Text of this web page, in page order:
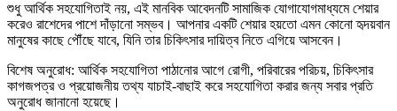
শুধু আর্থিক সহযোগিতাই নয়, এই মানবিক আবেদনটি সামাজিক যোগাযোগমাধ্যমে শেয়ার
করেও রাশেদের পাশে দাঁড়ানো সম্ভব। আপনার একটি শেয়ার হয়তো এমন কোনো হৃদয়বান
মানুষের কাছে পৌঁছে যাবে, যিনি তার চিকিৎসার দায়িত্ব নিতে এগিয়ে আসবেন।
বিশেষ অনুরোধ: আর্থিক সহযোগিতা পাঠানোর আগে রোগী, পরিবারের পরিচয়, চিকিৎসার
কাগজপত্র ও প্রয়োজনীয় তথ্য যাচাই-বাছাই করে সহযোগিতা করার জন্য সবার প্রতি
অনুরোধ জানানো হয়েছে।